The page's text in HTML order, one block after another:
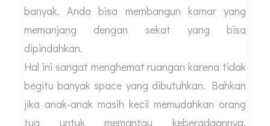
banyak. Anda bisa membangun kamar yang
memanjang dengan sekat yang bisa
dipindahkan.
Hal ini sangat menghemat ruangan karena tidak
begitu banyak space yang dibutuhkan. Bahkan
jika anak-anak masih kecil memudahkan orang
tua untuk memantau keberadaannya.